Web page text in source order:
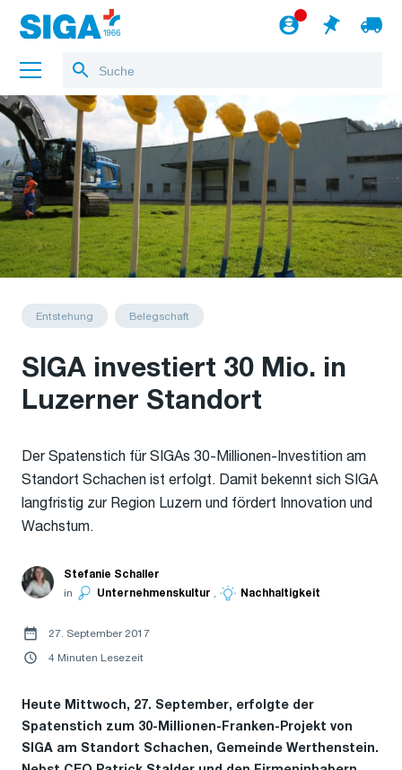
Über uns
Referenzen
Jobs
Blog
Entstehung Belegschaft
SIGA investiert 30 Mio. in
Luzerner Standort
Der Spatenstich für SIGAs 30-Millionen-Investition am
Standort Schachen ist erfolgt. Damit bekennt sich SIGA
langfristig zur Region Luzern und fördert Innovation und
Wachstum.
Stefanie Schaller
in
Unternehmenskultur , Nachhaltigkeit
27. September 2017
4 Minuten Lesezeit
Heute Mittwoch, 27. September, erfolgte der
Spatenstich zum 30-Millionen-Franken-Projekt von
SIGA am Standort Schachen, Gemeinde Werthenstein.